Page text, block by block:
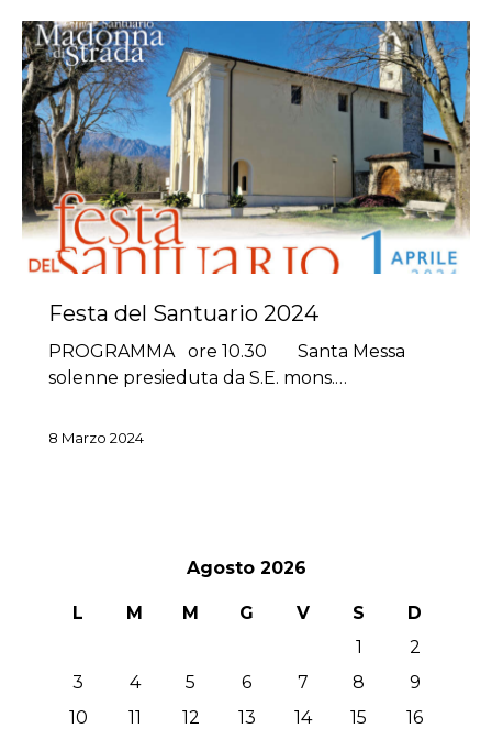
Festa del Santuario 2024
PROGRAMMA ore 10.30 Santa Messa
solenne presieduta da S.E. mons.…
8 Marzo 2024
Agosto 2026
L M M G V S
D
1
2
3
4 5 6 7 8
9
10
11 12 13 14 15
16